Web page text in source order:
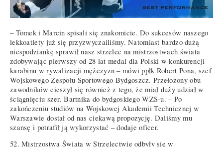
– Tomek i Marcin spisali się znakomicie. Do sukcesów naszego
lekkoatlety już się przyzwyczailiśmy. Natomiast bardzo dużą
niespodziankę sprawił nasz strzelec na mistrzostwach świata
zdobywając pierwszy od 28 lat medal dla Polski w konkurencji
karabinu w rywalizacji mężczyzn – mówi ppłk Robert Pona, szef
Wojskowego Zespołu Sportowego Bydgoszcz. Przełożony obu
zawodników cieszył się również z tego, że miał duży udział w
ściągnięciu szer. Bartnika do bydgoskiego WZS-u. – Po
zakończeniu studiów na Wojskowej Akademii Technicznej w
Warszawie dostał od nas ciekawą propozycję. Daliśmy mu
szansę i potrafił ją wykorzystać – dodaje oficer.
52. Mistrzostwa Świata w Strzelectwie odbyły się w